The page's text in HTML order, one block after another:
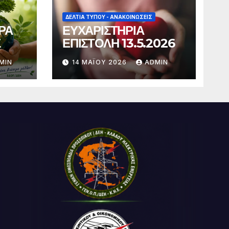
ΔΕΛΤΊΑ ΤΎΠΟΥ - ΑΝΑΚΟΙΝΏΣΕΙΣ
ΕΥΧΑΡΙΣΤΗΡΙΑ
ΕΠΙΣΤΟΛΗ 13.5.2026
14 ΜΑΪ́ΟΥ 2026 ADMIN